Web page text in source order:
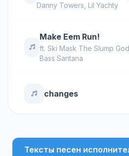
Danny Towers ,Lil Yachty
Make Eem Run!
ft.Ski Mask The Slump God
Bass Santana
changes
Тексты песен